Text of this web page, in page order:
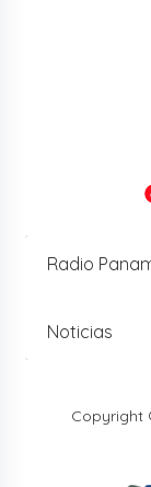
Radio
Noticias
Copyright